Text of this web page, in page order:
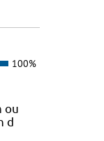
100%
ou
d